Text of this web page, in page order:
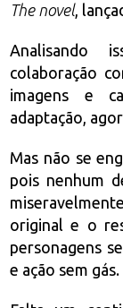
The novel,
Analisando
colaboração
imagens e
adaptação,
Mas não se
pois nenhum
original e o
personagens
e ação sem gás.